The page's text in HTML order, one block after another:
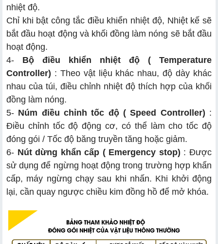
nhiệt độ.
Chỉ khi bật công tắc điều khiển nhiệt độ, Nhiệt kế sẽ
bắt đầu hoạt động và khối đồng làm nóng sẽ bắt đầu
hoạt động.
4- Bộ điều khiển nhiệt độ ( Temperature
Controller) : Theo vật liệu khác nhau, độ dày khác
nhau của túi, điều chỉnh nhiệt độ thích hợp của khối
đồng làm nóng.
5- Núm điều chỉnh tốc độ ( Speed Controller) :
Điều chỉnh tốc độ động cơ, có thể làm cho tốc độ
đóng gói / Tốc độ băng truyền tăng hoặc giảm.
6- Nút dừng khẩn cấp ( Emergency stop) : Được
sử dụng để ngừng hoạt động trong trường hợp khẩn
cấp, máy ngừng chạy sau khi nhấn. Khi khởi động
lại, cần quay ngược chiều kim đồng hồ để mở khóa.